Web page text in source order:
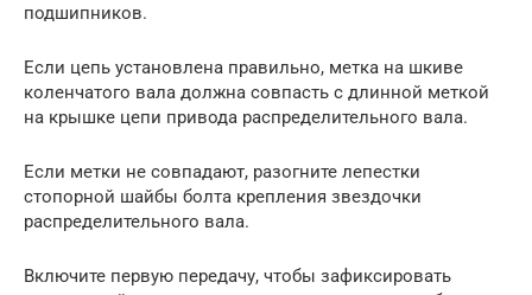
подшипников.
Если цепь установлена правильно, метка на шкиве
коленчатого вала должна совпасть с длинной меткой
на крышке цепи привода распределительного вала.
Если метки не совпадают, разогните лепестки
стопорной шайбы болта крепления звездочки
распределительного вала.
Включите первую передачу, чтобы зафиксировать